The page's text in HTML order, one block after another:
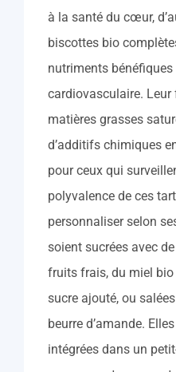
à la santé du cœur,
biscottes bio
nutriments
cardiovasculaire. Leur
matières grasses
d’additifs chimiques
pour ceux qui
polyvalence de ces
personnaliser selon
soient sucrées avec
fruits frais, du miel
sucre ajouté, ou
beurre d’amande.
intégrées dans un